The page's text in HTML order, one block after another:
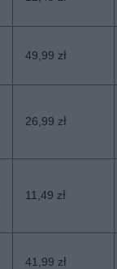
49,99 zł
26,99 zł
11,49 zł
41,99 zł